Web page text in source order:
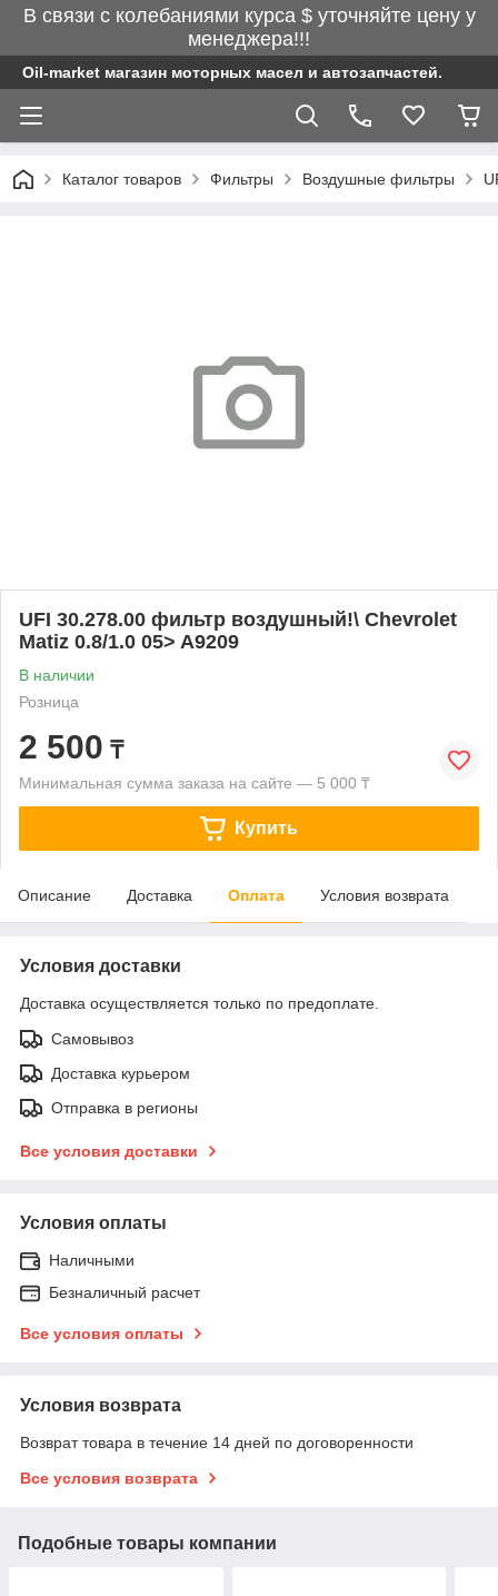
В связи с колебаниями курса $ уточняйте цену у
менеджера!!!
Oil-market магазин моторных масел и автозапчастей.
Каталог товаров Фильтры Воздушные фильтры
UFI 30.278.00 фильтр воздушный!\ Chevrolet
Matiz 0.8/1.0 05> A9209
В наличии
Розница
2 500 ₸
Минимальная сумма заказа на сайте — 5 000 ₸
Купить
Описание Доставка Оплата Условия возврата
Условия доставки
Доставка осуществляется только по предоплате.
Самовывоз
Доставка курьером
Отправка в регионы
Все условия доставки
Условия оплаты
Наличными
Безналичный расчет
Все условия оплаты
Условия возврата
Возврат товара в течение 14 дней по договоренности
Все условия возврата
Подобные товары компании